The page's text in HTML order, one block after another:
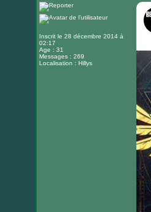
Inscrit le 28 décembre 2014 à
02:17
Age : 31
Messages : 269
Localisation : Hillys